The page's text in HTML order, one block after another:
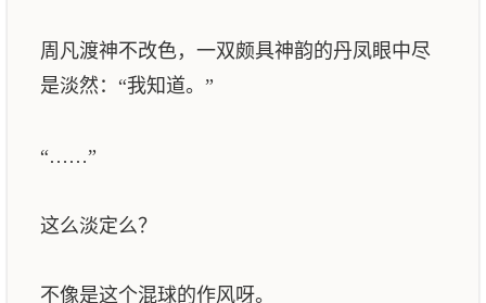
周凡渡神不改色，一双颇具神韵的丹凤眼中尽
是淡然：“我知道。”
“……”
这么淡定么？
不像是这个混球的作风呀。